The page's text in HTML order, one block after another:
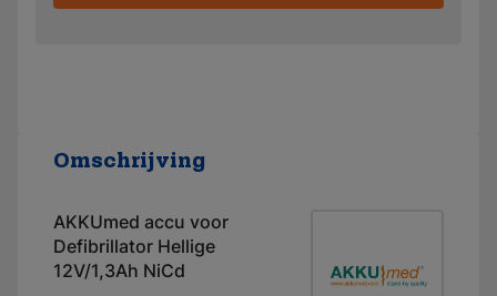
Omschrijving
AKKUmed accu voor
Defibrillator Hellige
12V/1,3Ah NiCd